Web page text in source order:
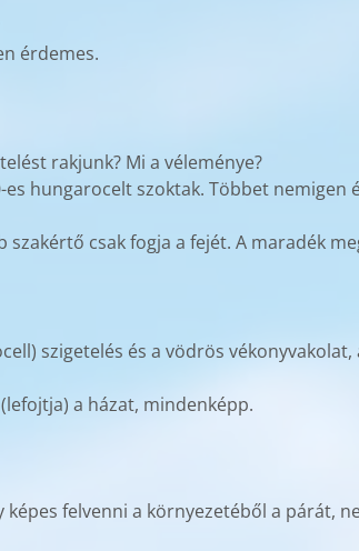
érdemes.
rakjunk? Mi a véleménye?
es hungarocelt szoktak. Többet
szakértő csak fogja a fejét. A maradék
szigetelés és a vödrös
a házat, mindenképp.
képes felvenni a környezetéből a párát,